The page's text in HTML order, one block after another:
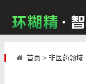
首页 > 非医药领域